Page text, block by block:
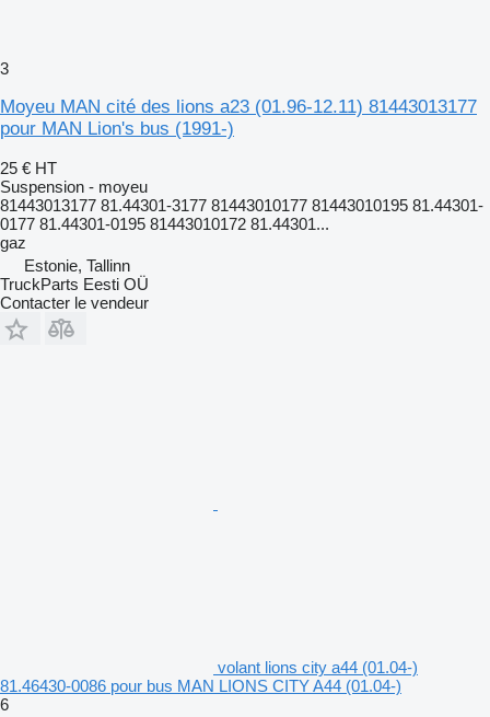
3
Moyeu MAN cité des lions a23 (01.96-12.11) 81443013177
pour MAN Lion's bus (1991-)
25 € HT
Suspension - moyeu
81443013177 81.44301-3177 81443010177 81443010195 81.44301-
0177 81.44301-0195 81443010172 81.44301...
gaz
Estonie, Tallinn
TruckParts Eesti OÜ
Contacter le vendeur
volant lions city a44 (01.04-)
81.46430-0086 pour bus MAN LIONS CITY A44 (01.04-)
6